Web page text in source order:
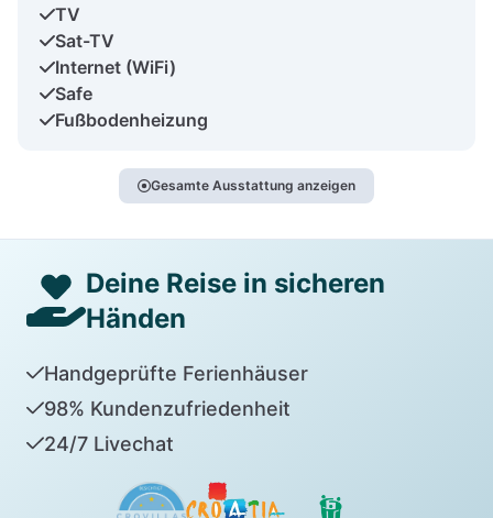
TV
Sat-TV
Internet (WiFi)
Safe
Fußbodenheizung
Gesamte Ausstattung anzeigen
Deine Reise in sicheren
Händen
Handgeprüfte Ferienhäuser
98% Kundenzufriedenheit
24/7 Livechat